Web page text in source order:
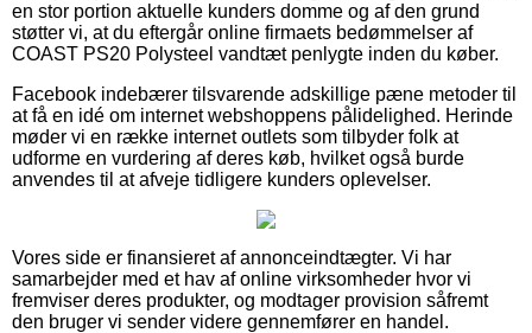
en stor portion aktuelle kunders domme og af den grund
støtter vi, at du eftergår online firmaets bedømmelser af
COAST PS20 Polysteel vandtæt penlygte inden du køber.
Facebook indebærer tilsvarende adskillige pæne metoder til
at få en idé om internet webshoppens pålidelighed. Herinde
møder vi en række internet outlets som tilbyder folk at
udforme en vurdering af deres køb, hvilket også burde
anvendes til at afveje tidligere kunders oplevelser.
Vores side er finansieret af annonceindtægter. Vi har
samarbejder med et hav af online virksomheder hvor vi
fremviser deres produkter, og modtager provision såfremt
den bruger vi sender videre gennemfører en handel.